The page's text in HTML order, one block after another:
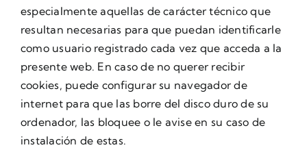
especialmente aquellas de carácter técnico que
resultan necesarias para que puedan identificarle
como usuario registrado cada vez que acceda a la
presente web. En caso de no querer recibir
cookies, puede configurar su navegador de
internet para que las borre del disco duro de su
ordenador, las bloquee o le avise en su caso de
instalación de estas.